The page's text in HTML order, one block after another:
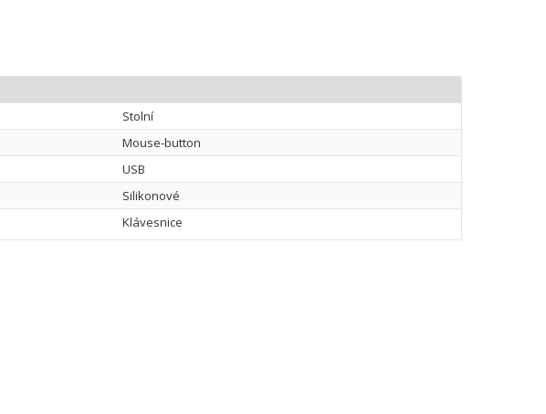
Stolní
Mouse-button
USB
Silikonové
Klávesnice